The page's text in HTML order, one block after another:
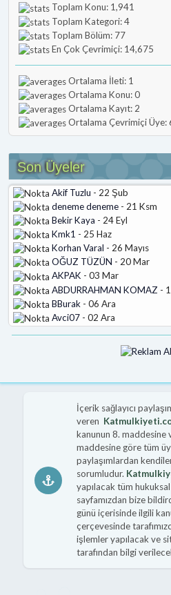
Toplam Konu: 1,941
Toplam Kategori: 4
Toplam Bölüm: 77
En Çok Çevrimiçi: 14,675
Ortalama İleti: 1
Ortalama Konu: 0
Ortalama Kayıt: 2
Ortalama Çevrimiçi Üye:
Son Üyeler
Akif Tuzlu - 22 Şub
deneme deneme - 21 Ksm
Bekir Kaya - 24 Eyl
Kmk1 - 25 Haz
Korhan Varal - 26 Mayıs
OĞUZ TÜZÜN - 20 Mar
AKPAK - 03 Mar
ABDURRAHMAN KOMAZ -
BBurak - 06 Ara
Avci07 - 02 Ara
İçerik sağlayıcı
veren
kanunun 8. maddesine
maddesine göre tüm
paylaşımlardan
sorumludur.
yapılacak tüm
sayfamızdan bize
günü içerisinde ilgili
çerçevesinde
işlemler yapılacak ve
tarafından bilgi